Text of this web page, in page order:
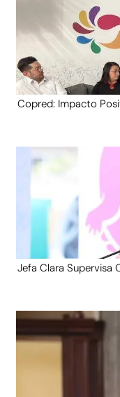
Copred: Impacto
Jefa Clara Supervisa